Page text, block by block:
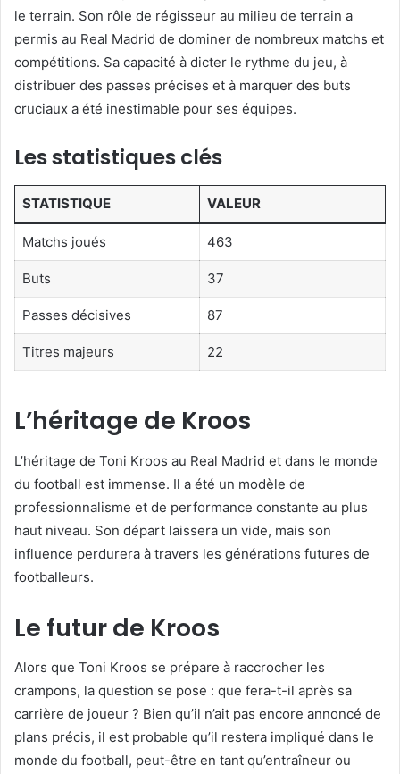
le terrain. Son rôle de régisseur au milieu de terrain a
permis au Real Madrid de dominer de nombreux matchs et
compétitions. Sa capacité à dicter le rythme du jeu, à
distribuer des passes précises et à marquer des buts
cruciaux a été inestimable pour ses équipes.
Les statistiques clés
STATISTIQUE VALEUR
Matchs joués 463
Buts 37
Passes décisives 87
Titres majeurs 22
L’héritage de Kroos
L’héritage de Toni Kroos au Real Madrid et dans le monde
du football est immense. Il a été un modèle de
professionnalisme et de performance constante au plus
haut niveau. Son départ laissera un vide, mais son
influence perdurera à travers les générations futures de
footballeurs.
Le futur de Kroos
Alors que Toni Kroos se prépare à raccrocher les
crampons, la question se pose : que fera-t-il après sa
carrière de joueur ? Bien qu’il n’ait pas encore annoncé de
plans précis, il est probable qu’il restera impliqué dans le
monde du football, peut-être en tant qu’entraîneur ou